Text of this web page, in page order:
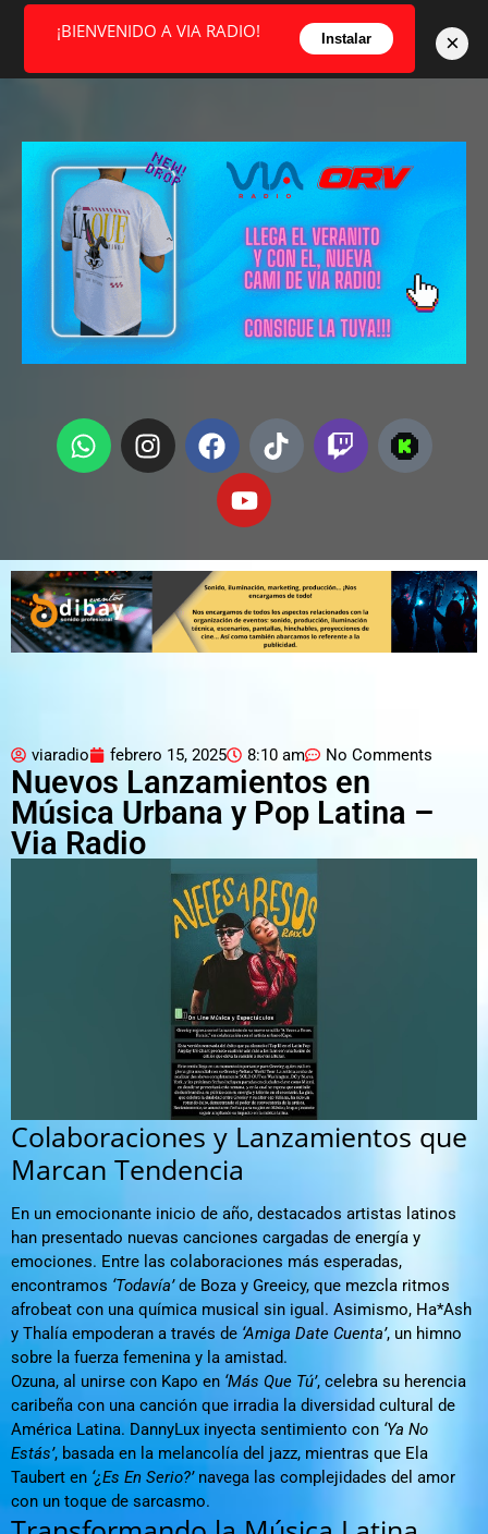
viaradio febrero 15, 2025 8:10 am No Comments
Nuevos Lanzamientos en
Música Urbana y Pop Latina –
Via Radio
Colaboraciones y Lanzamientos que
Marcan Tendencia
En un emocionante inicio de año, destacados artistas latinos
han presentado nuevas canciones cargadas de energía y
emociones. Entre las colaboraciones más esperadas,
encontramos ‘Todavía’de Boza y Greeicy, que mezcla ritmos
afrobeat con una química musical sin igual. Asimismo, Ha*Ash
y Thalía empoderan a través de ‘Amiga Date Cuenta’, un himno
sobre la fuerza femenina y la amistad.
Ozuna, al unirse con Kapo en ‘Más Que Tú’, celebra su herencia
caribeña con una canción que irradia la diversidad cultural de
América Latina. DannyLux inyecta sentimiento con ‘Ya No
Estás’, basada en la melancolía del jazz, mientras que Ela
Taubert en ‘¿Es En Serio?’navega las complejidades del amor
con un toque de sarcasmo.
¡BIENVENIDO A VIA RADIO! Instalar ×